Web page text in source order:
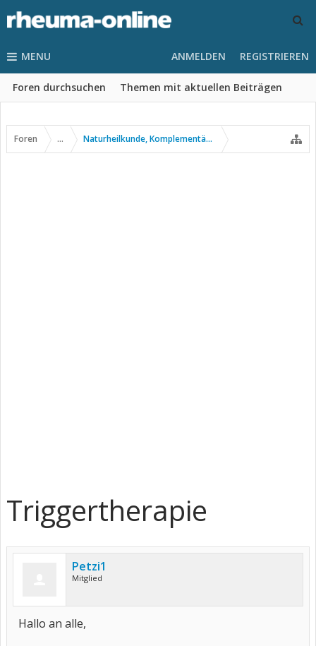
MENU
Foren durchsuchen Themen mit aktuellen Beiträgen
ANMELDEN REGISTRIEREN
Foren ... Naturheilkunde, Komplementär- u. Alternativmedizin
Triggertherapie
Petzi1
Mitglied
Hallo an alle,